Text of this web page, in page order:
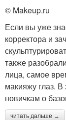
© Makeup.ru
Если вы уже
корректора и
также
лица, самое
макияжу глаз.
новичкам о
читать дальше →